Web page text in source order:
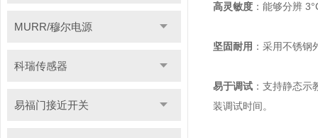
MURR/穆尔电源
科瑞传感器
易福门接近开关
高灵敏度 ：能够分辨
坚固耐用 ：采用不锈
易于调试 ：支持静态
装调试时间。